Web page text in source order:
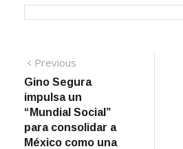
Navegación
de
entradas
Previous
post:
Gino Segura
impulsa un
“Mundial Social”
para consolidar a
México como una